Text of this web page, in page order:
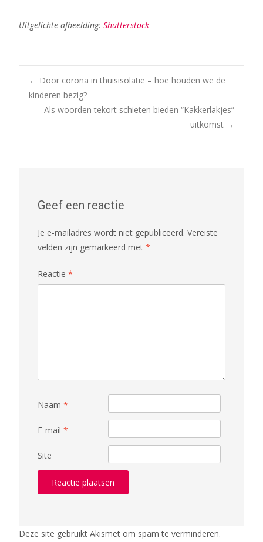
Uitgelichte afbeelding: Shutterstock
Bericht
← Door corona in thuisisolatie – hoe houden we de
kinderen bezig?
Als woorden tekort schieten bieden “Kakkerlakjes”
uitkomst →
Geef een reactie
Je e-mailadres wordt niet gepubliceerd. Vereiste
velden zijn gemarkeerd met *
Reactie *
Naam *
E-mail *
Site
Deze site gebruikt Akismet om spam te verminderen.